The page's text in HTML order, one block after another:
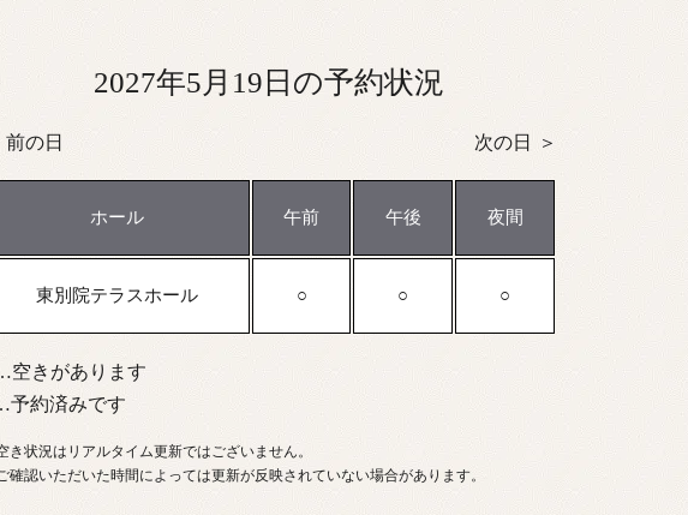
2027年5月19日の予約状況
前の日 次の日
ホール 午前 午後 夜間
東別院テラスホール
空きがあります
約済みです
き状況はリアルタイム更新ではございません。
確認いただいた時間によっては更新が反映されていない場合があります。